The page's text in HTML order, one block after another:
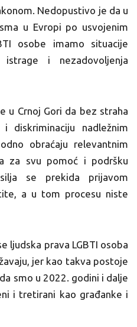
Nedopustivo je da u
u Evropi po usvojenim
osobe imamo situacije
istrage i nezadovoljenja
u Crnoj Gori da bez straha
diskriminaciju nadležnim
obraćaju relevantnim
za svu pomoć i podršku
se prekida prijavom
a u tom procesu niste
ljudska prava LGBTI osoba
jer kao takva postoje
smo u 2022. godini i dalje
i tretirani kao građanke i